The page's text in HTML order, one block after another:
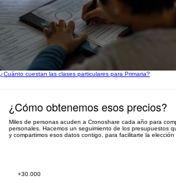
¿Cuánto cuestan las clases particulares para Primaria?
¿Cómo obtenemos esos precios?
Miles de personas acuden a Cronoshare cada año para
personales. Hacemos un seguimiento de los presupuestos
y compartimos esos datos contigo, para facilitarte la elección
+30.000